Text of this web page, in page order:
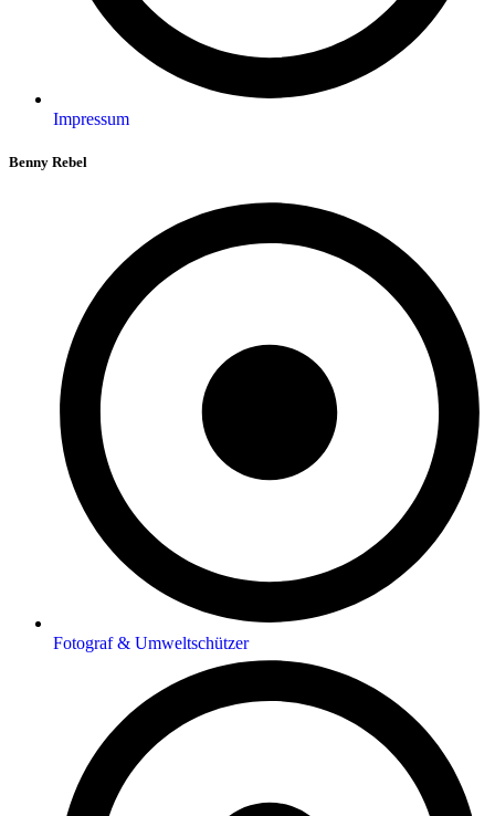
Impressum
Benny Rebel
Fotograf & Umweltschützer